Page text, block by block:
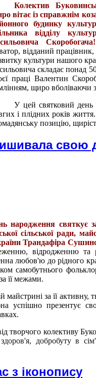
Колектив
вітає із справжнім
будинку
відділу
Скоробогача!
відданий
культури нашого
складає понад
праці Валентин
щиро вболіваючи
У цей святковий день
і плідних років
позицію,
свою
народження святкує
сільської ради,
Трандафіра
відродженню
любов'ю до рідного
самобутнього
її межами.
за її активну,
успішно презентує
творчого колективу
добробуту в
з іконопису